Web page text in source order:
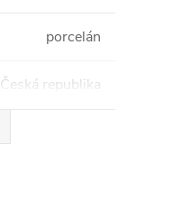
porcelán
Česká republika